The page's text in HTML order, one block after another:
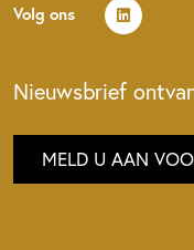
Volg ons
Nieuwsbrief
MELD U AAN